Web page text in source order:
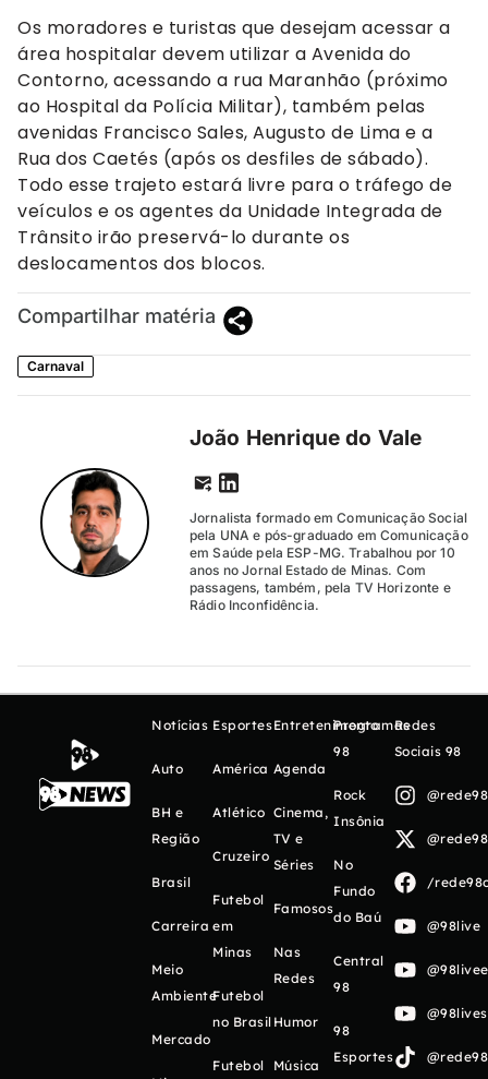
Os moradores e turistas que desejam acessar a
área hospitalar devem utilizar a Avenida do
Contorno, acessando a rua Maranhão (próximo
ao Hospital da Polícia Militar), também pelas
avenidas Francisco Sales, Augusto de Lima e a
Rua dos Caetés (após os desfiles de sábado).
Todo esse trajeto estará livre para o tráfego de
veículos e os agentes da Unidade Integrada de
Trânsito irão preservá-lo durante os
deslocamentos dos blocos.
Compartilhar matéria
Carnaval
João Henrique do Vale
Jornalista formado em Comunicação Social
pela UNA e pós-graduado em Comunicação
em Saúde pela ESP-MG. Trabalhou por 10
anos no Jornal Estado de Minas. Com
passagens, também, pela TV Horizonte e
Rádio Inconfidência.
Notícias
Auto
BH e
Região
Brasil
Carreira
Meio
Ambiente
Mercado
Esportes
América
Atlético
Cruzeiro
Futebol
em
Minas
Futebol
no Brasil
Futebol
Entretenimento
Agenda
Cinema,
TV e
Séries
Famosos
Nas
Redes
Humor
Música
Programas
98
Rock
Insônia
No
Fundo
do Baú
Central
98
98
Esportes
Redes
Sociais 98
/
@98live